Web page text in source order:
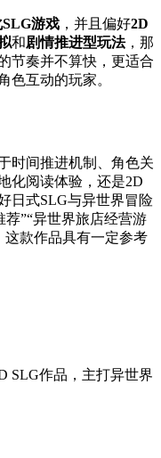
游戏 ，并且偏好2D
和剧情推进型玩法，那
节奏并不算快，更适合
色互动的玩家。
时间推进机制、角色关
化阅读体验，还是2D
日式SLG与异世界冒险
荐”“异世界旅店经营游
这款作品具有一定参考
SLG作品，主打异世界